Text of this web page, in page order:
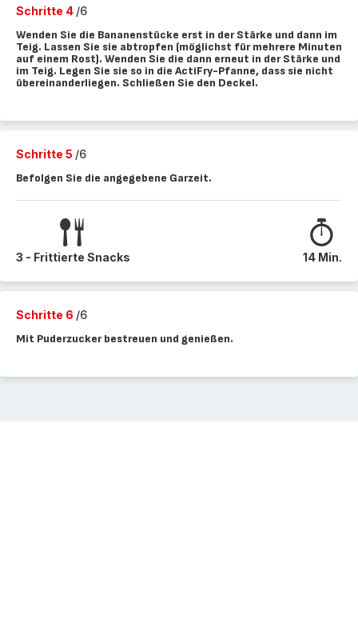
Schritte 4 /6
Wenden Sie die Bananenstücke erst in der Stärke und dann im
Teig. Lassen Sie sie abtropfen (möglichst für mehrere Minuten
auf einem Rost). Wenden Sie die dann erneut in der Stärke und
im Teig. Legen Sie sie so in die ActiFry-Pfanne, dass sie nicht
übereinanderliegen. Schließen Sie den Deckel.
Schritte 5 /6
Befolgen Sie die angegebene Garzeit.
3 - Frittierte Snacks 14 Min.
Schritte 6 /6
Mit Puderzucker bestreuen und genießen.